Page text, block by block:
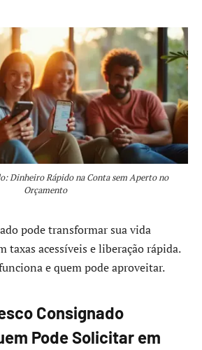
Dinheiro Rápido na Conta sem Aperto no
Orçamento
pode transformar sua vida
taxas acessíveis e liberação rápida.
e quem pode aproveitar.
Consignado
Pode Solicitar em